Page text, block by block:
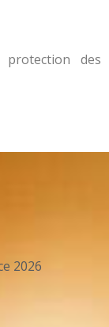
des
2026